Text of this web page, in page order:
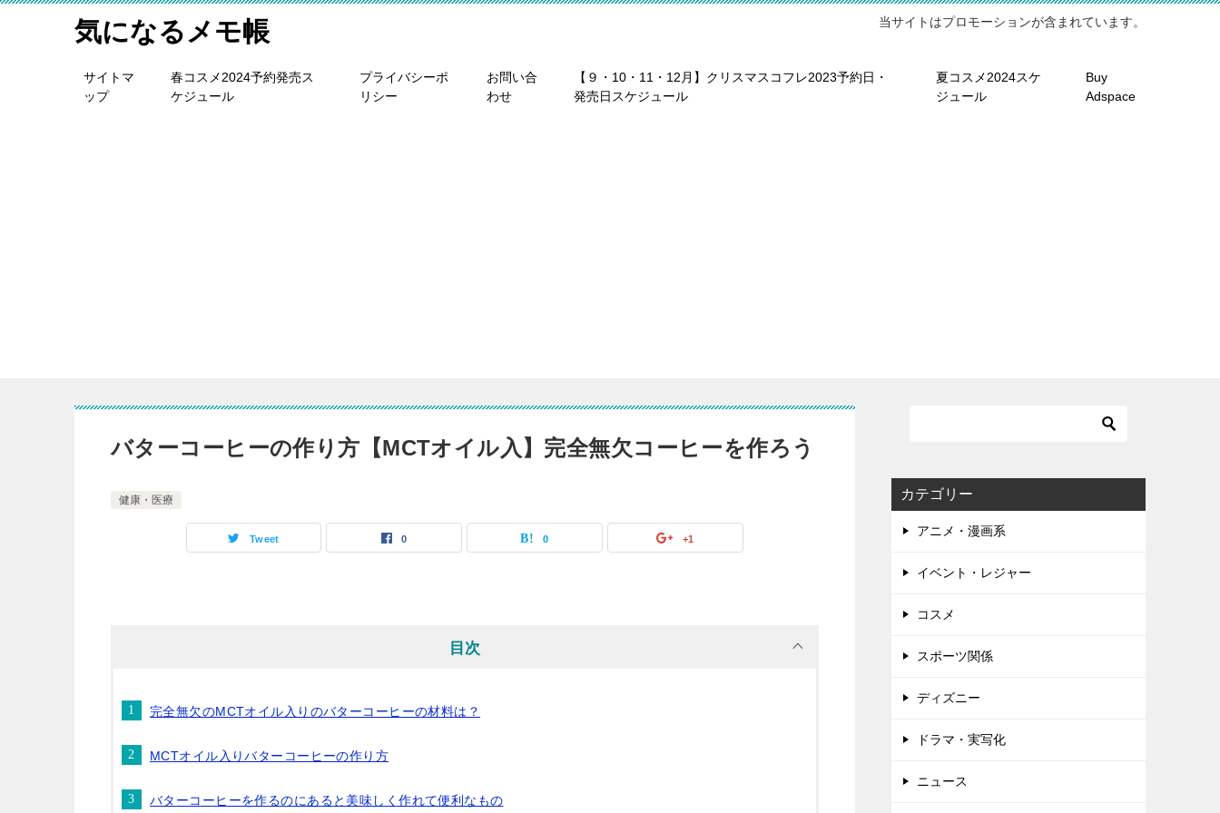
気になるメモ帳 当サイトはプロモーションが含まれています。
サイトマ
ップ
春コスメ2024予約発売ス
ケジュール
プライバシーポ
リシー
お問い合
わせ
【９・10・11・12月】クリスマスコフレ2023予約日・
発売日スケジュール
夏コスメ2024スケ
ジュール
Buy
Adspace
バターコーヒーの作り方【MCTオイル入】完全無欠コーヒーを作ろう
健康・医療
Tweet 0 0 +1
目次
完全無欠のMCTオイル入りのバターコーヒーの材料は？
MCTオイル入りバターコーヒーの作り方
バターコーヒーを作るのにあると美味しく作れて便利なもの
カテゴリー
アニメ・漫画系
イベント・レジャー
コスメ
スポーツ関係
ディズニー
ドラマ・実写化
ニュース